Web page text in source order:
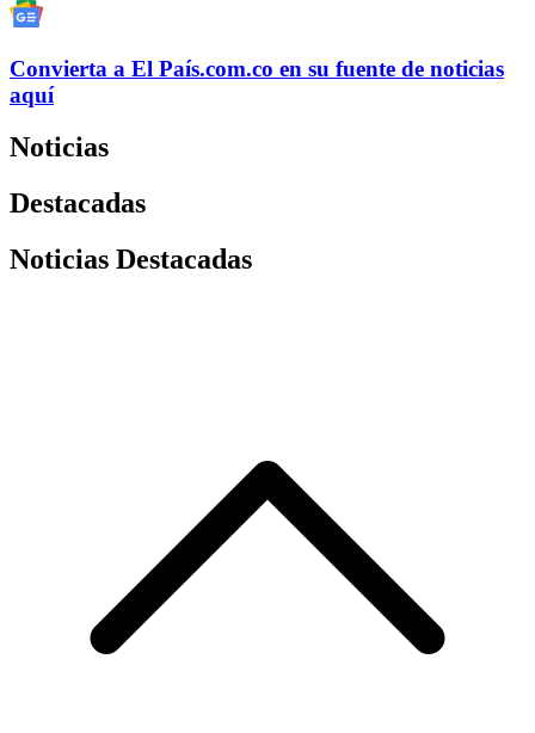
Convierta a El País.com.co en su fuente de noticias
aquí
Noticias
Destacadas
Noticias Destacadas